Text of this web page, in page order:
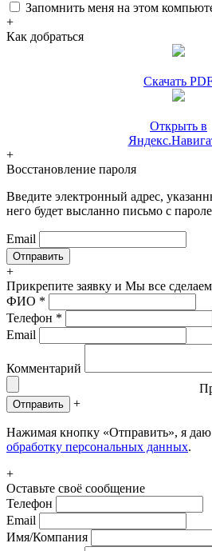
Запомнить меня на этом
+
Как добраться
Скачать
Открыть в
+
Восстановление пароля
Введите электронный адрес,
него будет высланно письмо с
Email
+
Прикрепите заявку и Мы все
ФИО *
Телефон *
Email
Комментарий
Отправить +
Нажимая кнопку «Отправить», я даю
обработку персональных данных.
+
Оставьте своё сообщение
Телефон
Email
Имя/Компания